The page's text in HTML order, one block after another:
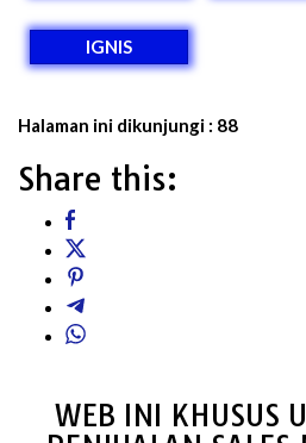
IGNIS
Halaman ini dikunjungi : 88
Share this:
WEB INI KHUSUS